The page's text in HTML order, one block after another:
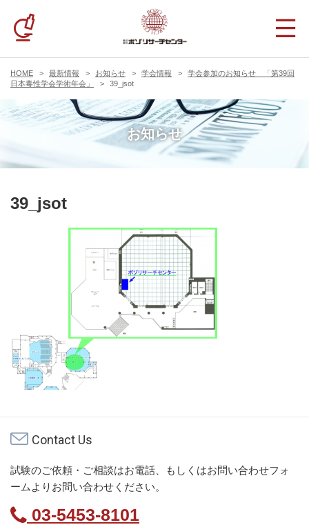
HOME 最新情報 お知らせ 学会情報
学会参加のお知らせ 「第39回
日本毒性学会学術年会」
39_jsot
お知らせ
39_jsot
Contact Us
試験のご依頼・ご相談はお電話、もしくはお問い合わせフォ
ームよりお問い合わせください。
03-5453-8101